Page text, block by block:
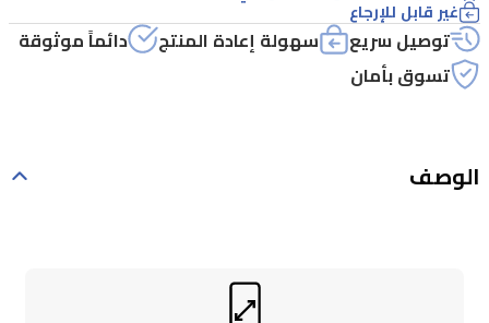
غير قابل للإرجاع
توصيل سريع سهولة إعادة المنتج
دائماً موثوقة
تسوق بأمان
الوصف